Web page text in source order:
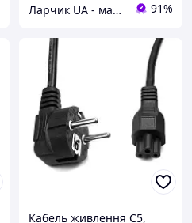
Ларчик UA - магазин трендових товарів 91%
Кабель живлення C5,